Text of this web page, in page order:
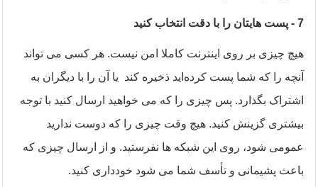
7 - پست هایتان را با دقت انتخاب کنید
هیچ چیزی بر روی اینترنت کاملا امن نیست. هر کسی می تواند
آنچه را که شما پست کرده‌اید ذخیره کند یا آن را با دیگران به
اشتراک بگذارد. پس چیزی را که می خواهید ارسال کنید با توجه
بیشتری گزینش کنید. هیچ وقت چیزی را که دوست ندارید
عمومی شود، روی این شبکه ها نفرستید. و از ارسال چیزی که
باعث پشیمانی و تأسف شما می شود خودداری کنید.